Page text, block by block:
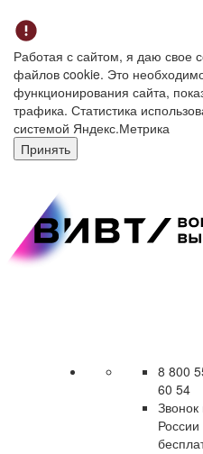
Работая с сайтом, я даю свое
файлов cookie. Это
функционирования сайта,
трафика. Статистика
системой Яндекс.Метрика
Принять
8 800
60 54
Звонок
России